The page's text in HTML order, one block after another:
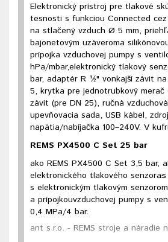
Elektronický prístroj pre tlakové
tesnosti s funkciou Connected
na stlačený vzduch Ø 5 mm,
bajonetovým uzáveroma
prípojka vzduchovej pumpy s
hPa/mbar,elektronický tlakový
bar, adaptér R ½" vonkajší závit na
5, krytka pre jednotrubkový merač
závit (pre DN 25), ručná
upevňovacia sada, USB kábel, zdroj
napätia/nabíjačka 100–240V. V
REMS PX4500 C Set 25 bar
ako REMS PX4500 C Set 3,5 bar,
elektronického tlakového
s elektronickým tlakovým
a prípojkouvzduchovej pumpy s
0,4 MPa/4 bar.
ant s.r.o. - REMS stroje a náradie